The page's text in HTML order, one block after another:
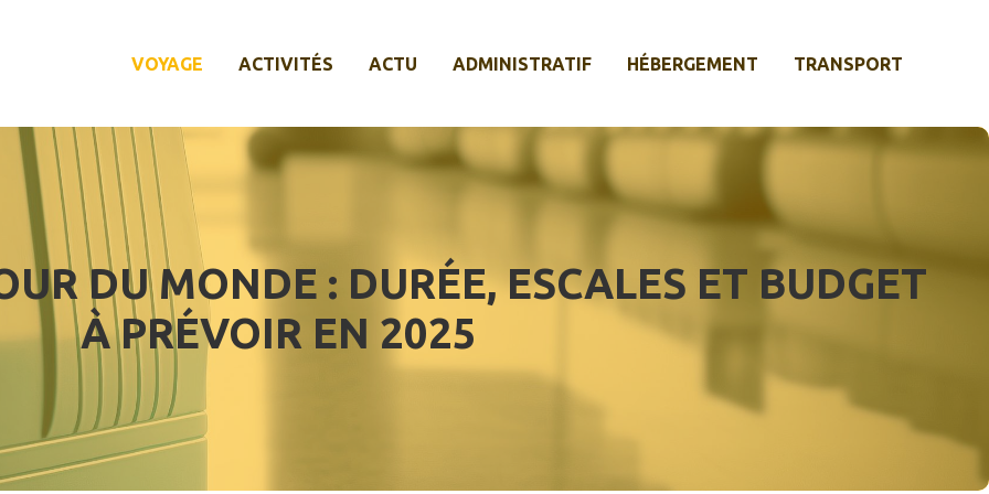
VOYAGE ACTIVITÉS ACTU ADMINISTRATIF HÉBERGEMENT TRANSPORT
DU MONDE : DURÉE, ESCALES ET BUDGET
À PRÉVOIR EN 2025